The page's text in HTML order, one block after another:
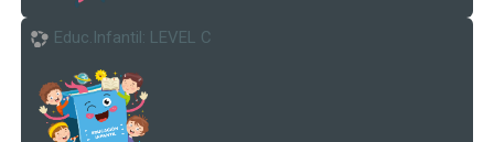
Educ.Infantil: LEVEL C